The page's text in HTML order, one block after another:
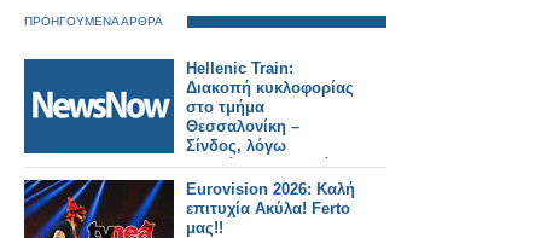
ΠΡΟΗΓΟΥΜΕΝΑ ΑΡΘΡΑ
Hellenic Train:
Διακοπή κυκλοφορίας
στο τμήμα
Θεσσαλονίκη –
Σίνδος, λόγω
συμβάντος με πεζό
επί της γραμμής.
Eurovision 2026: Καλή
επιτυχία Ακύλα! Ferto
μας!!